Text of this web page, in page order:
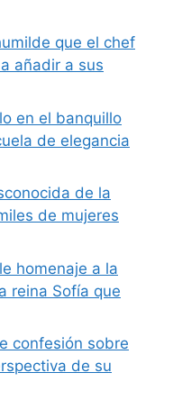
que el chef
añadir a sus
en el banquillo
de elegancia
de la
de mujeres
homenaje a la
reina Sofía que
confesión sobre
de su